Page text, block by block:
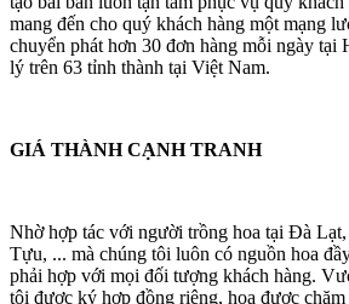
mang đến cho quý khách hàng một mạng
chuyển phát hơn 30 đơn hàng mỗi ngày
lý trên 63 tỉnh thành tại Việt Nam.
GIÁ THÀNH CẠNH TRANH
Nhờ hợp tác với người trồng hoa tại Đà
Tựu, ... mà chúng tôi luôn có nguồn hoa
phải hợp với mọi đối tượng khách hàng.
tôi được ký hợp đồng riêng, hoa được chăm